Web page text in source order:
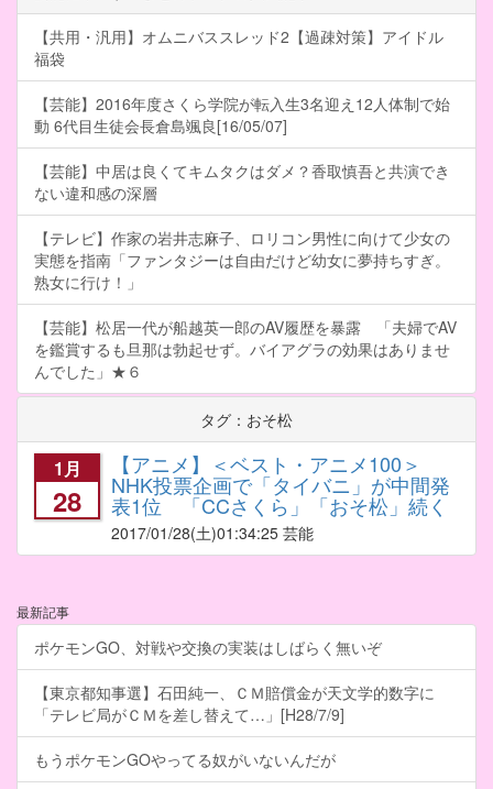
【共用・汎用】オムニバススレッド2【過疎対策】アイドル
福袋
【芸能】2016年度さくら学院が転入生3名迎え12人体制で始
動 6代目生徒会長倉島颯良[16/05/07]
【芸能】中居は良くてキムタクはダメ？香取慎吾と共演でき
ない違和感の深層
【テレビ】作家の岩井志麻子、ロリコン男性に向けて少女の
実態を指南「ファンタジーは自由だけど幼女に夢持ちすぎ。
熟女に行け！」
【芸能】松居一代が船越英一郎のAV履歴を暴露 「夫婦でAV
を鑑賞するも旦那は勃起せず。バイアグラの効果はありませ
んでした」★６
タグ：おそ松
1月
28
【アニメ】＜ベスト・アニメ100＞
NHK投票企画で「タイバニ」が中間発
表1位 「CCさくら」「おそ松」続く
2017/01/28(土)01:34:25 芸能
最新記事
ポケモンGO、対戦や交換の実装はしばらく無いぞ
【東京都知事選】石田純一、ＣＭ賠償金が天文学的数字に
「テレビ局がＣＭを差し替えて…」[H28/7/9]
もうポケモンGOやってる奴がいないんだが